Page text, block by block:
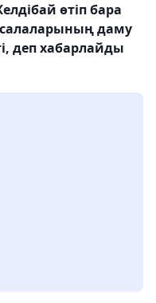
өтіп бара
салаларының даму
деп хабарлайды